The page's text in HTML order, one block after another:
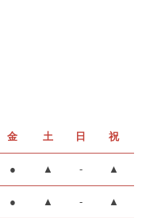
金 土 日 祝
● ▲ - ▲
● ▲ - ▲